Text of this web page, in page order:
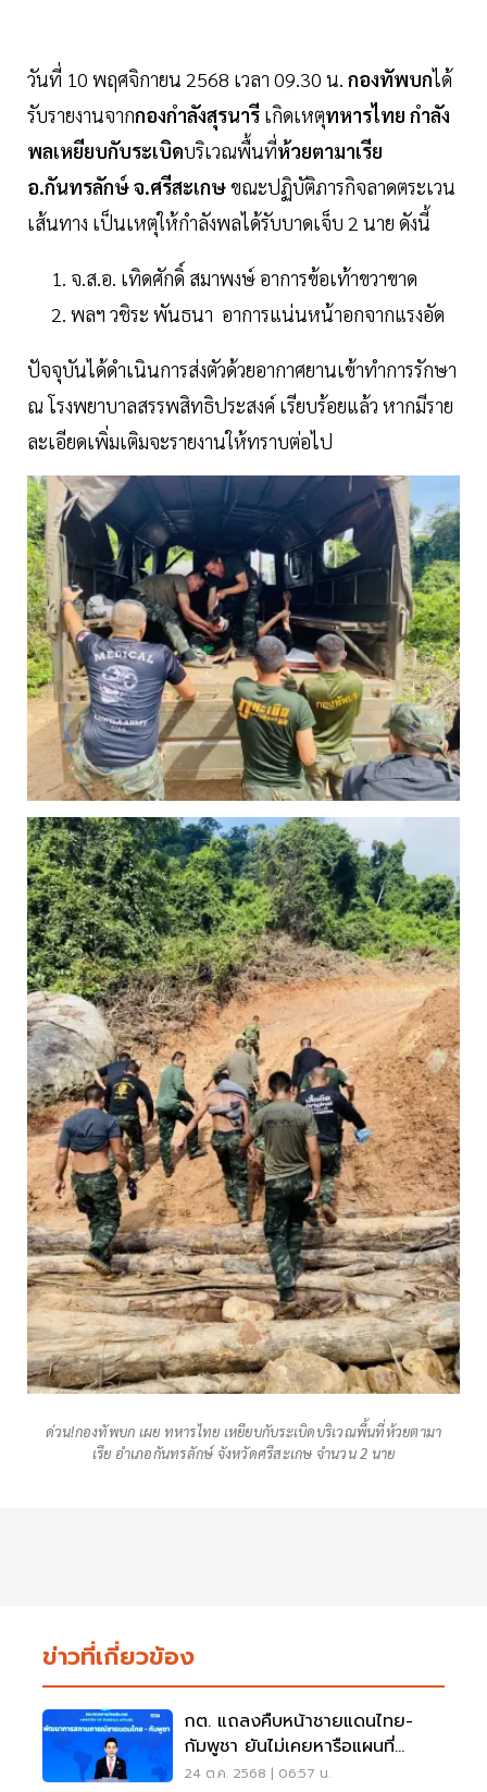
วันที่ 10 พฤศจิกายน 2568 เวลา 09.30 น. กองทัพบกได้
รับรายงานจากกองกำลังสุรนารี เกิดเหตุทหารไทย กำลัง
พลเหยียบกับระเบิดบริเวณพื้นที่ห้วยตามาเรีย
อ.กันทรลักษ์ จ.ศรีสะเกษขณะปฏิบัติภารกิจลาดตระเวน
เส้นทาง เป็นเหตุให้กำลังพลได้รับบาดเจ็บ 2 นาย ดังนี้
จ.ส.อ. เทิดศักดิ์ สมาพงษ์ อาการข้อเท้าขวาขาด
พลฯ วชิระ พันธนา อาการแน่นหน้าอกจากแรงอัด
ปัจจุบันได้ดำเนินการส่งตัวด้วยอากาศยานเข้าทำการรักษา
ณ โรงพยาบาลสรรพสิทธิประสงค์ เรียบร้อยแล้ว หากมีราย
ละเอียดเพิ่มเติมจะรายงานให้ทราบต่อไป
ด่วน!กองทัพบก เผย ทหารไทย เหยียบกับระเบิดบริเวณพื้นที่ห้วยตามา
เรีย อำเภอกันทรลักษ์ จังหวัดศรีสะเกษ จำนวน 2 นาย
ข่าวที่เกี่ยวข้อง
กต. แถลงคืบหน้าชายแดนไทย-
กัมพูชา ยันไม่เคยหารือแผนที่
1:200,000
24 ต.ค. 2568 | 06:57 น.